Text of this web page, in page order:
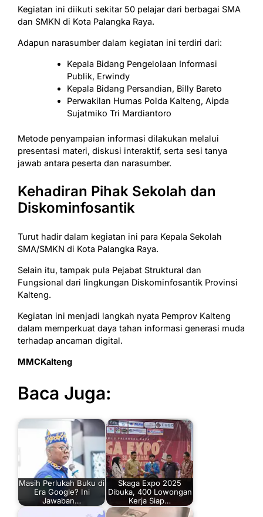
Kegiatan ini diikuti sekitar 50 pelajar dari berbagai SMA
dan SMKN di Kota Palangka Raya.
Adapun narasumber dalam kegiatan ini terdiri dari:
Kepala Bidang Pengelolaan Informasi
Publik, Erwindy
Kepala Bidang Persandian, Billy Bareto
Perwakilan Humas Polda Kalteng, Aipda
Sujatmiko Tri Mardiantoro
Metode penyampaian informasi dilakukan melalui
presentasi materi, diskusi interaktif, serta sesi tanya
jawab antara peserta dan narasumber.
Kehadiran Pihak Sekolah dan
Diskominfosantik
Turut hadir dalam kegiatan ini para Kepala Sekolah
SMA/SMKN di Kota Palangka Raya.
Selain itu, tampak pula Pejabat Struktural dan
Fungsional dari lingkungan Diskominfosantik Provinsi
Kalteng.
Kegiatan ini menjadi langkah nyata Pemprov Kalteng
dalam memperkuat daya tahan informasi generasi muda
terhadap ancaman digital.
MMCKalteng
Baca Juga:
Masih Perlukah Buku di
Era Google? Ini
Jawaban…
Skaga Expo 2025
Dibuka, 400 Lowongan
Kerja Siap…